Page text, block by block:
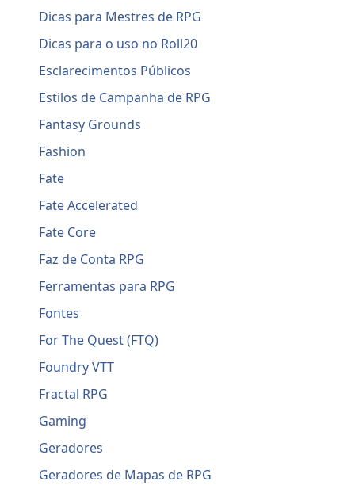
Dicas para Mestres de RPG
Dicas para o uso no Roll20
Esclarecimentos Públicos
Estilos de Campanha de RPG
Fantasy Grounds
Fashion
Fate
Fate Accelerated
Fate Core
Faz de Conta RPG
Ferramentas para RPG
Fontes
For The Quest (FTQ)
Foundry VTT
Fractal RPG
Gaming
Geradores
Geradores de Mapas de RPG